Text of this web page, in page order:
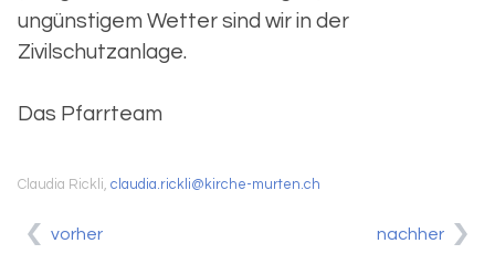
ungünstigem Wetter sind wir in der
Zivilschutzanlage.
Das Pfarrteam
Claudia Rickli, claudia.rickli@kirche-murten.ch
vorher nachher